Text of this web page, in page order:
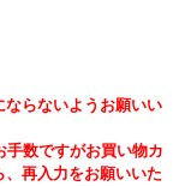
らないようお願いい
手数ですがお買い物カ
再入力をお願いいた